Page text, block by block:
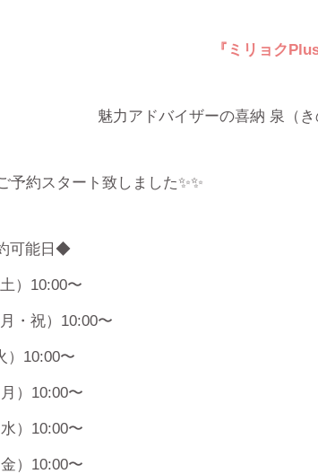
『ミリョク
魅力アドバイザーの喜納 泉（
予約スタート致しました✨✨
可能日◆
）10:00〜
・祝）10:00〜
）10:00〜
）10:00〜
）10:00〜
）10:00〜